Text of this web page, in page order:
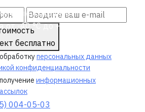
ткань сохраняет
от -40 °C до +70 °C
бесплатно
персональных данных
конфиденциальности
информационных
004-05-03